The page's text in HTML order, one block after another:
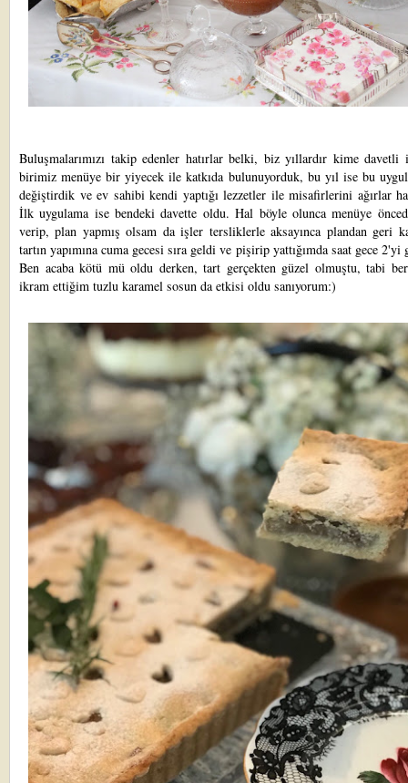
Buluşmalarımızı takip edenler hatırlar belki, biz yıllardır kime davetli
birimiz menüye bir yiyecek ile katkıda bulunuyorduk, bu yıl ise bu
değiştirdik ve ev sahibi kendi yaptığı lezzetler ile misafirlerini ağırlar
İlk uygulama ise bendeki davette oldu. Hal böyle olunca menüye
verip, plan yapmış olsam da işler tersliklerle aksayınca plandan geri
tartın yapımına cuma gecesi sıra geldi ve pişirip yattığımda saat gece 2'yi
Ben acaba kötü mü oldu derken, tart gerçekten güzel olmuştu, tabi
ikram ettiğim tuzlu karamel sosun da etkisi oldu sanıyorum:)